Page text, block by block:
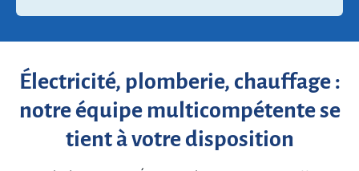
Électricité, plomberie, chauffage :
notre équipe multicompétente se
tient à votre disposition